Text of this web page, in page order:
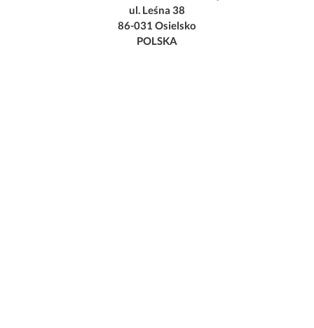
ul. Leśna 38
86-031 Osielsko
POLSKA